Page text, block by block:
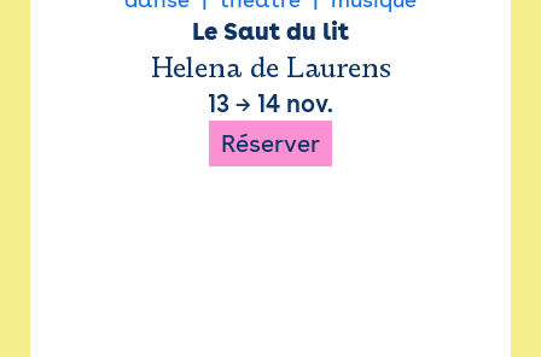
Le Saut du lit
Helena de Laurens
13 → 14 nov.
Réserver